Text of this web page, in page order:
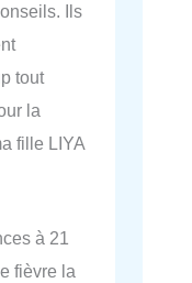
Ils
tout
la
fille LIYA
à 21
fièvre la